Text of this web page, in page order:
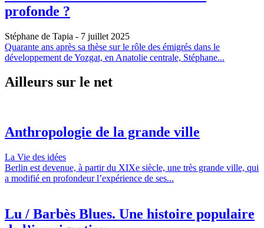
profonde ?
Stéphane de Tapia - 7 juillet 2025
Quarante ans après sa thèse sur le rôle des émigrés dans le
développement de Yozgat, en Anatolie centrale, Stéphane...
Ailleurs sur le net
Anthropologie de la grande ville
La Vie des idées
Berlin est devenue, à partir du XIXe siècle, une très grande ville, qui
a modifié en profondeur l’expérience de ses...
Lu / Barbès Blues. Une histoire populaire